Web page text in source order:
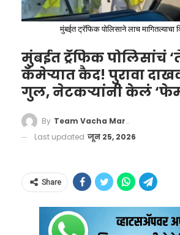
— India Live
March 28, 2026
सोशल मीडियावर
झालेली ऑटोमधील
नावाच्या महिलेने सोशल मीडिया
ऑटोच्या आत लावलेली एक चिठ्ठी
ऑटोच्या ड्रायव्हर सीटच्या मागे पिन
मुंबईत ट्रॅफिक पोलिसाने लाच मागितल्याचा
मुंबईत ट्रॅफिक पोलिसांचं
कॅमेऱ्यात कैद! पुरावा
गुल, नेटकऱ्यांनी केलं
By Team Vacha Marathi
Last updated जून 25, 2026
Share